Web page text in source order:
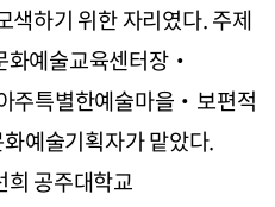
색하기 위한 자리였다. 주제
화예술교육센터장‧
주특별한예술마을‧보편적
예술기획자가 맡았다.
희 공주대학교